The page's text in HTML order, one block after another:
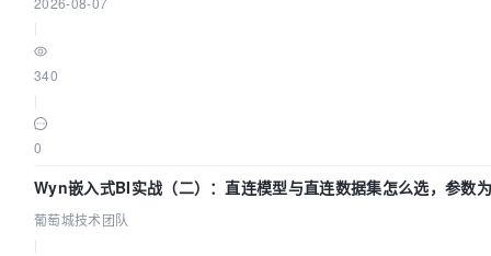
340
0
Wyn嵌入式BI实战（二）：直连模型与直连数据集怎么选，参数
生效？| 葡萄城技术团队
葡萄城技术团队